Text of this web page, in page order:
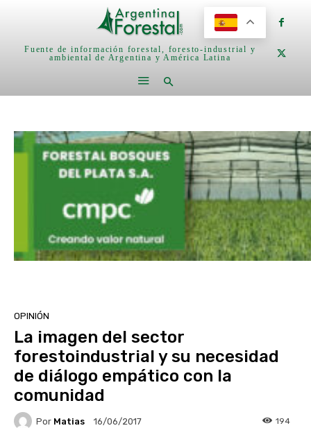
Fuente de información forestal, foresto-industrial y
ambiental de Argentina y América Latina
OPINIÓN
La imagen del sector
forestoindustrial y su necesidad
de diálogo empático con la
comunidad
Por Matias 16/06/2017 194